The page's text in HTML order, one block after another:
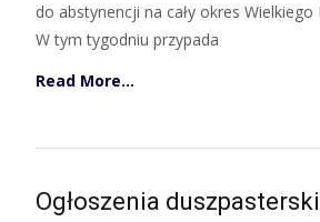
do abstynencji na cały okres Wielkiego
W tym tygodniu przypada
Read More…
Ogłoszenia